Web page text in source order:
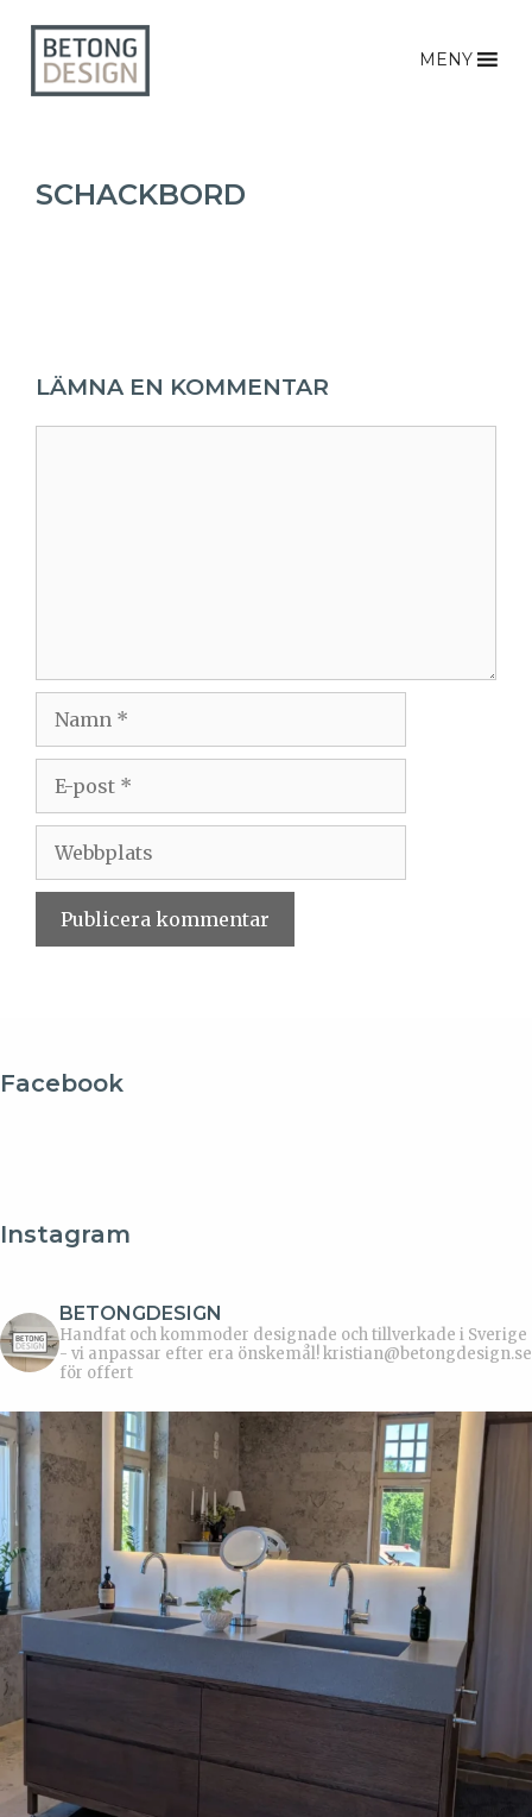
MENY
SCHACKBORD
LÄMNA EN KOMMENTAR
Facebook
Instagram
BETONGDESIGN
Handfat och kommoder designade och tillverkade i Sverige
- vi anpassar efter era önskemål!kristian@betongdesign.se
för offert